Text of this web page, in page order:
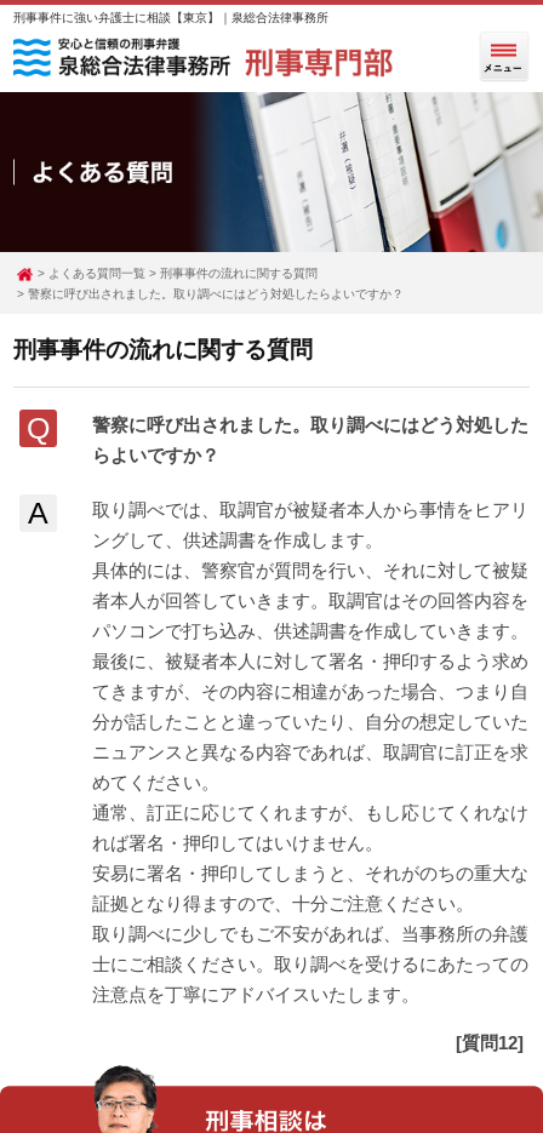
刑事事件に強い弁護士に相談【東京】｜泉総合法律事務所
よくある質問一覧
刑事事件の流れに関する質問
警察に呼び出されました。取り調べにはどう対処したらよいですか？
刑事事件の流れに関する質問
Q
警察に呼び出されました。取り調べにはどう対処した
らよいですか？
A
取り調べでは、取調官が被疑者本人から事情をヒアリ
ングして、供述調書を作成します。
具体的には、警察官が質問を行い、それに対して被疑
者本人が回答していきます。取調官はその回答内容を
パソコンで打ち込み、供述調書を作成していきます。
最後に、被疑者本人に対して署名・押印するよう求め
てきますが、その内容に相違があった場合、つまり自
分が話したことと違っていたり、自分の想定していた
ニュアンスと異なる内容であれば、取調官に訂正を求
めてください。
通常、訂正に応じてくれますが、もし応じてくれなけ
れば署名・押印してはいけません。
安易に署名・押印してしまうと、それがのちの重大な
証拠となり得ますので、十分ご注意ください。
取り調べに少しでもご不安があれば、当事務所の弁護
士にご相談ください。取り調べを受けるにあたっての
注意点を丁寧にアドバイスいたします。
[質問12]